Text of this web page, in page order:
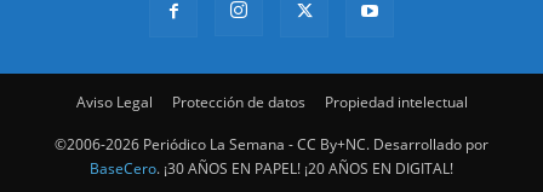
Aviso Legal Protección de datos Propiedad intelectual
©2006-2026 Periódico La Semana - CC By+NC. Desarrollado por
BaseCero. ¡30 AÑOS EN PAPEL! ¡20 AÑOS EN DIGITAL!